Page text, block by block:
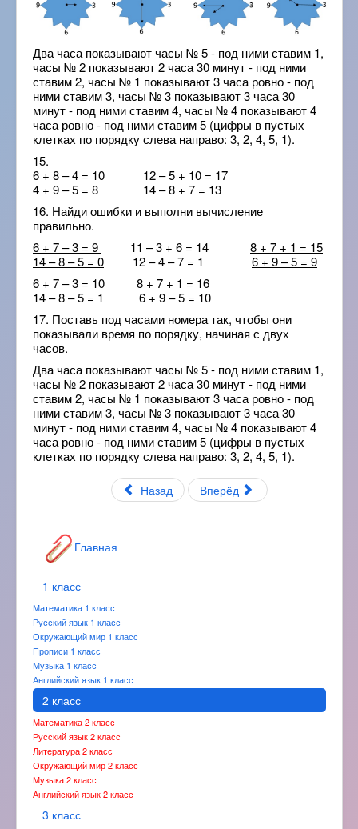
Два часа показывают часы № 5 - под ними ставим 1,
часы № 2 показывают 2 часа 30 минут - под ними
ставим 2, часы № 1 показывают 3 часа ровно - под
ними ставим 3, часы № 3 показывают 3 часа 30
минут - под ними ставим 4, часы № 4 показывают 4
часа ровно - под ними ставим 5 (цифры в пустых
клетках по порядку слева направо: 3, 2, 4, 5, 1).
15.
6 + 8 – 4 = 10 12 – 5 + 10 = 17
4 + 9 – 5 = 8 14 – 8 + 7 = 13
16. Найди ошибки и выполни вычисление
правильно.
6 + 7 – 3 = 9
11 – 3 + 6 = 14 8 + 7 + 1 = 15
14 – 8 – 5 = 0 12 – 4 – 7 = 1 6 + 9 – 5 = 9
6 + 7 – 3 = 10 8 + 7 + 1 = 16
14 – 8 – 5 = 1 6 + 9 – 5 = 10
17. Поставь под часами номера так, чтобы они
показывали время по порядку, начиная с двух
часов.
Два часа показывают часы № 5 - под ними ставим 1,
часы № 2 показывают 2 часа 30 минут - под ними
ставим 2, часы № 1 показывают 3 часа ровно - под
ними ставим 3, часы № 3 показывают 3 часа 30
минут - под ними ставим 4, часы № 4 показывают 4
часа ровно - под ними ставим 5 (цифры в пустых
клетках по порядку слева направо: 3, 2, 4, 5, 1).
Назад Вперёд
Главная
1 класс
Математика 1 класс
Русский язык 1 класс
Окружающий мир 1 класс
Прописи 1 класс
Музыка 1 класс
Английский язык 1 класс
2 класс
Математика 2 класс
Русский язык 2 класс
Литература 2 класс
Окружающий мир 2 класс
Музыка 2 класс
Английский язык 2 класс
3 класс